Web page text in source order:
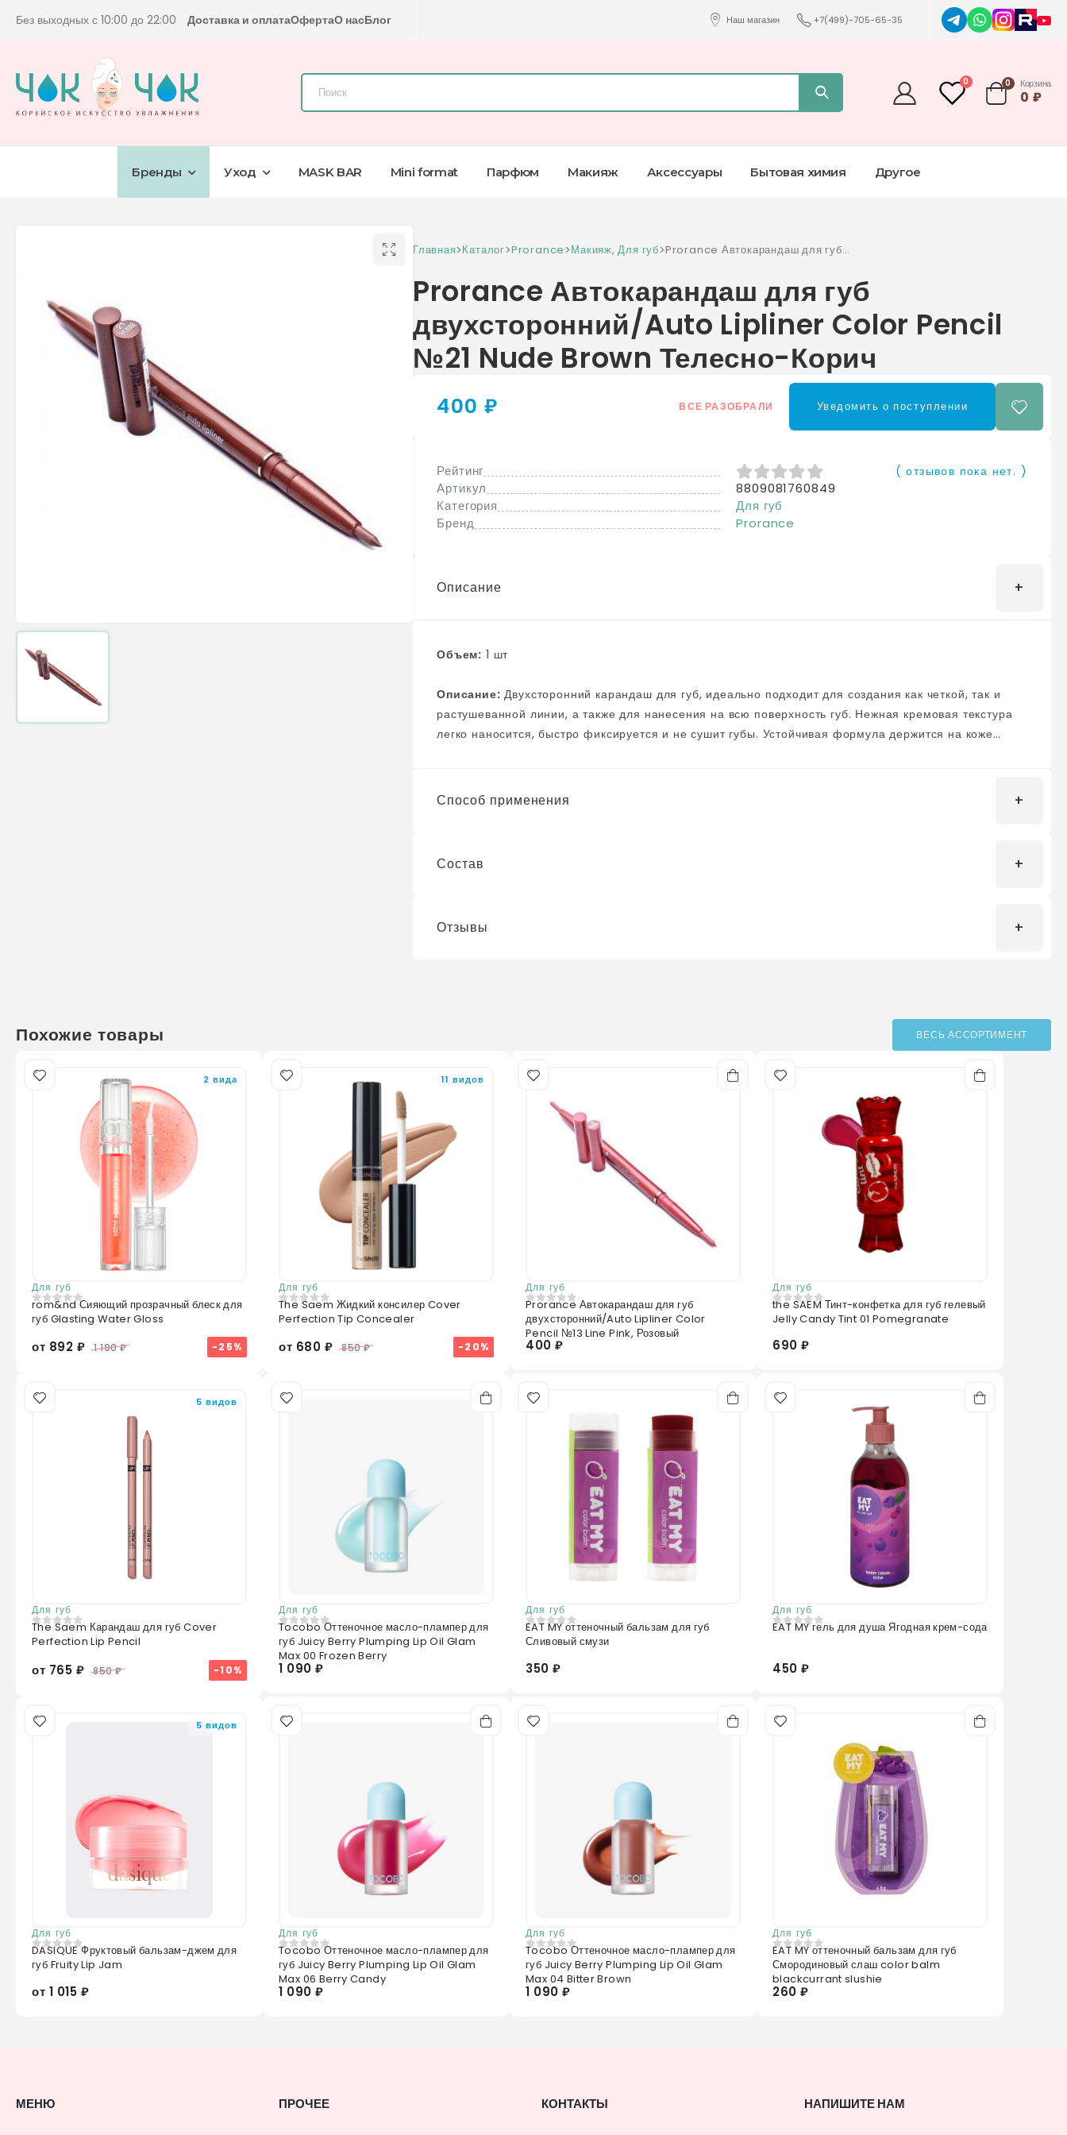
Без выходных с 10:00 до 22:00 Доставка и оплатаОфертаО насБлог Наш магазин +7(499)-705-65-35
0 0 Корзина
0 ₽
Бренды Уход MASK BAR Mini format Парфюм Макияж Аксессуары Бытовая химия Другое
Главная>Каталог>Prorance>Макияж,Для губ>Prorance Автокарандаш для губ
Nude Brown Телесно-Корич
Prorance Автокарандаш для губ
двухсторонний/Auto Lipliner Color Pencil
№21 Nude Brown Телесно-Корич
400 ₽ ВСЕ РАЗОБРАЛИ Уведомить о поступлении
Рейтинг
0из 5
( отзывов пока нет. )
Артикул
8809081760849
Категория
Для губ
Бренд
Prorance
Описание
Объем: 1 шт
Описание: Двухсторонний карандаш для губ, идеально подходит для создания как четкой, так и
растушеванной линии, а также для нанесения на всю поверхность губ. Нежная кремовая текстура
легко наносится, быстро фиксируется и не сушит губы. Устойчивая формула держится на коже
Способ применения
Очертите контур губ и растушуйте линию внутрь. Или накрасьте карандашом всю поверхность губ.
Состав
См. на упаковке
Отзывы
Похожие товары ВЕСЬ АССОРТИМЕНТ
2 вида
Для губ
0из 5
rom&nd Сияющий прозрачный блеск для
губ Glasting Water Gloss
от 892 ₽ 1 190 ₽ -25%
11 видов
Для губ
0из 5
The Saem Жидкий консилер Cover
Perfection Tip Concealer
от 680 ₽ 850 ₽ -20%
Для губ
0 из 5
Prorance Автокарандаш для губ
двухсторонний/Auto Lipliner Color
Pencil №13 Line Pink, Розовый
400 ₽
Для губ
0 из 5
the SAEM Тинт-конфетка для губ гелевый
Jelly Candy Tint 01 Pomegranate
690 ₽
5 видов
Для губ
0из 5
The Saem Карандаш для губ Cover
Perfection Lip Pencil
от 765 ₽ 850 ₽ -10%
Для губ
0 из 5
Tocobo Оттеночное масло-плампер для
губ Juicy Berry Plumping Lip Oil Glam
Max 00 Frozen Berry
1 090 ₽
Для губ
0из 5
EAT MY оттеночный бальзам для губ
Сливовый смузи
350 ₽
Для губ
0из 5
EAT MY гель для душа Ягодная крем-сода
450 ₽
5 видов
Для губ
0 из 5
DASIQUE Фруктовый бальзам-джем для
губ Fruity Lip Jam
от 1 015 ₽
Для губ
0 из 5
Tocobo Оттеночное масло-плампер для
губ Juicy Berry Plumping Lip Oil Glam
Max 06 Berry Candy
1 090 ₽
Для губ
0 из 5
Tocobo Оттеночное масло-плампер для
губ Juicy Berry Plumping Lip Oil Glam
Max 04 Bitter Brown
1 090 ₽
Для губ
0из 5
EAT MY оттеночный бальзам для губ
Смородиновый слаш color balm
blackcurrant slushie
260 ₽
МЕНЮ ПРОЧЕЕ КОНТАКТЫ НАПИШИТЕ НАМ